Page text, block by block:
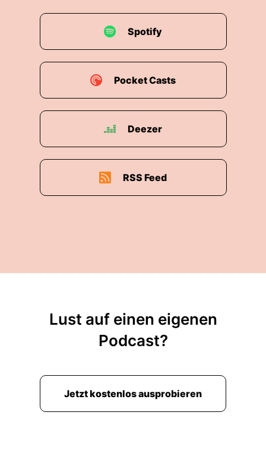
Spotify
Pocket Casts
Deezer
RSS Feed
Lust auf einen eigenen
Podcast?
Jetzt kostenlos ausprobieren